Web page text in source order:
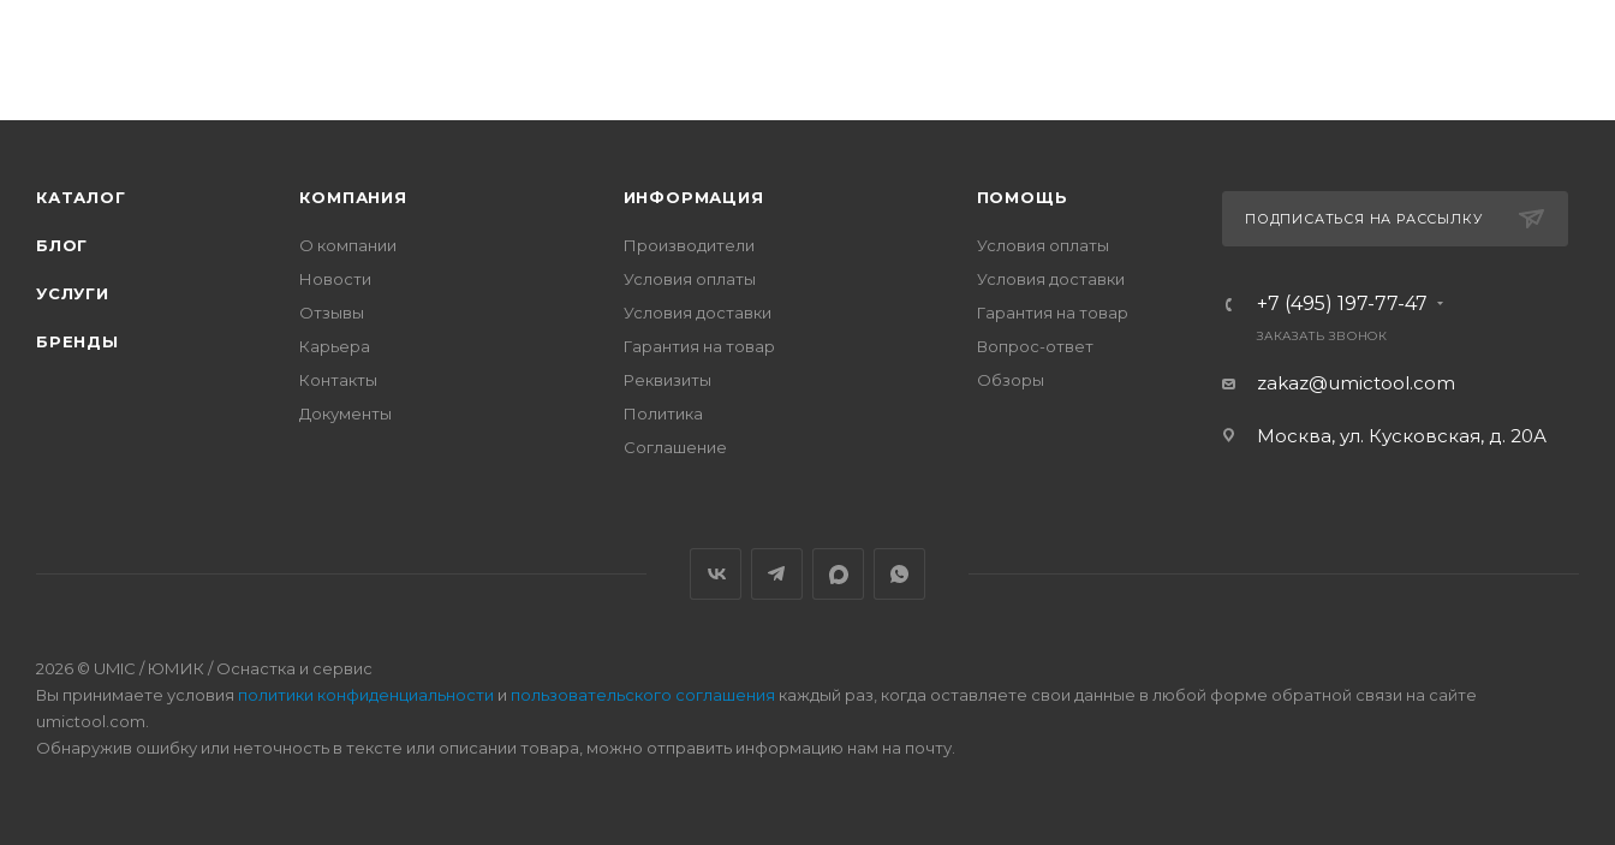
КАТАЛОГ
БЛОГ
УСЛУГИ
БРЕНДЫ
КОМПАНИЯ
О компании
Новости
Отзывы
Карьера
Контакты
Документы
ИНФОРМАЦИЯ
Производители
Условия оплаты
Условия доставки
Гарантия на товар
Реквизиты
Политика
Соглашение
ПОМОЩЬ
Условия оплаты
Условия доставки
Гарантия на товар
Вопрос-ответ
Обзоры
ПОДПИСАТЬСЯ НА РАССЫЛКУ
+7 (495) 197-77-47
ЗАКАЗАТЬ ЗВОНОК
zakaz@umictool.com
Москва, ул. Кусковская, д. 20А
2026 © UMIC / ЮМИК / Оснастка и сервис
Вы принимаете условия политики конфиденциальности и пользовательского соглашения каждый раз, когда оставляете свои данные в любой форме обратной связи на сайте
umictool.com.
Обнаружив ошибку или неточность в тексте или описании товара, можно отправить информацию нам на почту.